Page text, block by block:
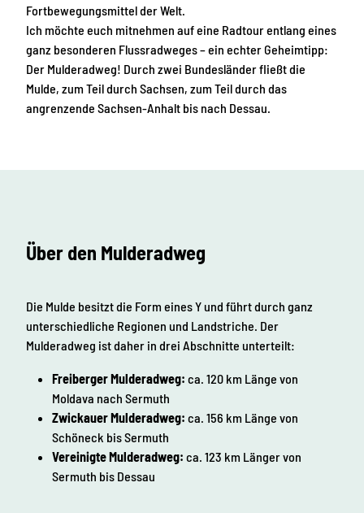
Fortbewegungsmittel der Welt.
Ich möchte euch mitnehmen auf eine Radtour entlang eines
ganz besonderen Flussradweges – ein echter Geheimtipp:
Der Mulderadweg! Durch zwei Bundesländer fließt die
Mulde, zum Teil durch Sachsen, zum Teil durch das
angrenzende Sachsen-Anhalt bis nach Dessau.
Über den Mulderadweg
Die Mulde besitzt die Form eines Y und führt durch ganz
unterschiedliche Regionen und Landstriche. Der
Mulderadweg ist daher in drei Abschnitte unterteilt:
Freiberger Mulderadweg: ca. 120 km Länge von
Moldava nach Sermuth
Zwickauer Mulderadweg: ca. 156 km Länge von
Schöneck bis Sermuth
Vereinigte Mulderadweg: ca. 123 km Länger von
Sermuth bis Dessau